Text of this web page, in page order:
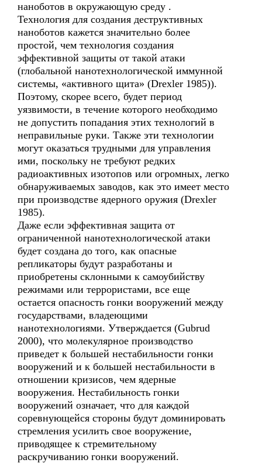
наноботов в окружающую среду .
Технология для создания деструктивных
наноботов кажется значительно более
простой, чем технология создания
эффективной защиты от такой атаки
(глобальной нанотехнологической иммунной
системы, «активного щита» (Drexler 1985)).
Поэтому, скорее всего, будет период
уязвимости, в течение которого необходимо
не допустить попадания этих технологий в
неправильные руки. Также эти технологии
могут оказаться трудными для управления
ими, поскольку не требуют редких
радиоактивных изотопов или огромных, легко
обнаруживаемых заводов, как это имеет место
при производстве ядерного оружия (Drexler
1985).
Даже если эффективная защита от
ограниченной нанотехнологической атаки
будет создана до того, как опасные
репликаторы будут разработаны и
приобретены склонными к самоубийству
режимами или террористами, все еще
остается опасность гонки вооружений между
государствами, владеющими
нанотехнологиями. Утверждается (Gubrud
2000), что молекулярное производство
приведет к большей нестабильности гонки
вооружений и к большей нестабильности в
отношении кризисов, чем ядерные
вооружения. Нестабильность гонки
вооружений означает, что для каждой
соревнующейся стороны будут доминировать
стремления усилить свое вооружение,
приводящее к стремительному
раскручиванию гонки вооружений.